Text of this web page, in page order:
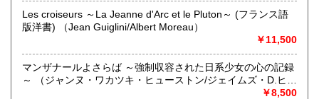
定休日：店舗は日・月・火・水曜定休ですが「日本の古本
屋」は随時対応しております。
書籍の買取について
-
Les croiseurs ～La Jeanne d'Arc et le Pluton～ (フランス語
版洋書) （Jean Guiglini/Albert Moreau）
￥11,500
マンザナールよさらば ～強制収容された日系少女の心の記録
～ （ジャンヌ・ワカツキ・ヒューストン/ジェイムズ・D.ヒュ
￥8,500